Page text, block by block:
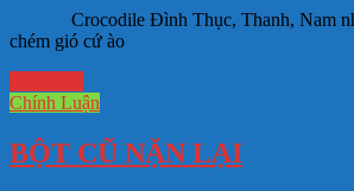
Crocodile Đình Thục, Thanh, Nam
chém gió cứ ào
Chính Luận
BỘT CŨ NẶN LẠI